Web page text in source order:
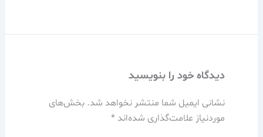
دیدگاه‌ خود را بنویسید
نشانی ایمیل شما منتشر نخواهد شد. بخش‌های
موردنیاز علامت‌گذاری شده‌اند *